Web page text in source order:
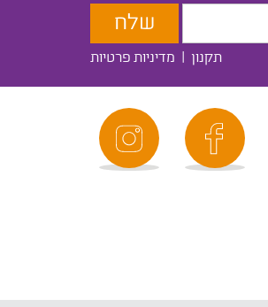
תקנון | מדיניות פרטיות